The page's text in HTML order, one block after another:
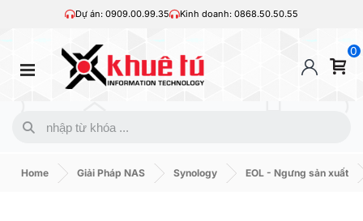
Dự án: 0909.00.99.35 Kinh doanh: 0868.50.50.55
0
Home Giải Pháp NAS Synology EOL - Ngưng sản xuất